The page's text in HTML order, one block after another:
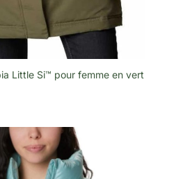
Little Si™ pour femme en vert